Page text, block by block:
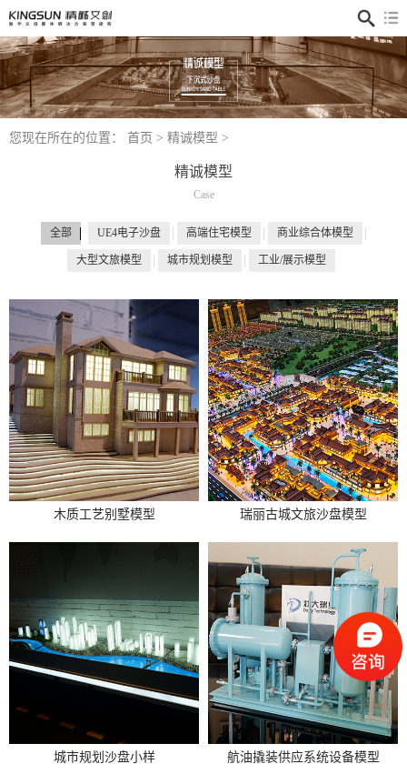
联
电
话
您现在所在的位置： 首页 > 精诚模型 >
精诚模型
Case
全部 UE4电子沙盘 高端住宅模型 商业综合体模型
大型文旅模型 城市规划模型 工业/展示模型
木质工艺别墅模型 瑞丽古城文旅沙盘模型
城市规划沙盘小样 航油撬装供应系统设备模型